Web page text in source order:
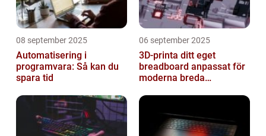
08 september 2025
Automatisering i
programvara: Så kan du
spara tid
06 september 2025
3D-printa ditt eget
breadboard anpassat för
moderna breda